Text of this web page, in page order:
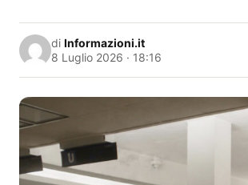
di Informazioni.it
8 Luglio 2026 · 18:16